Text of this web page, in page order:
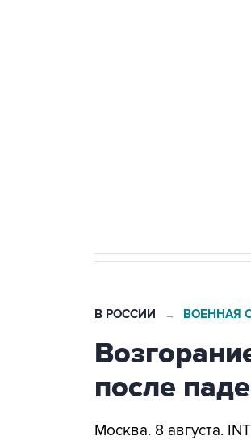
В РОССИИ → ВОЕННАЯ
после
Москва. 8 августа.